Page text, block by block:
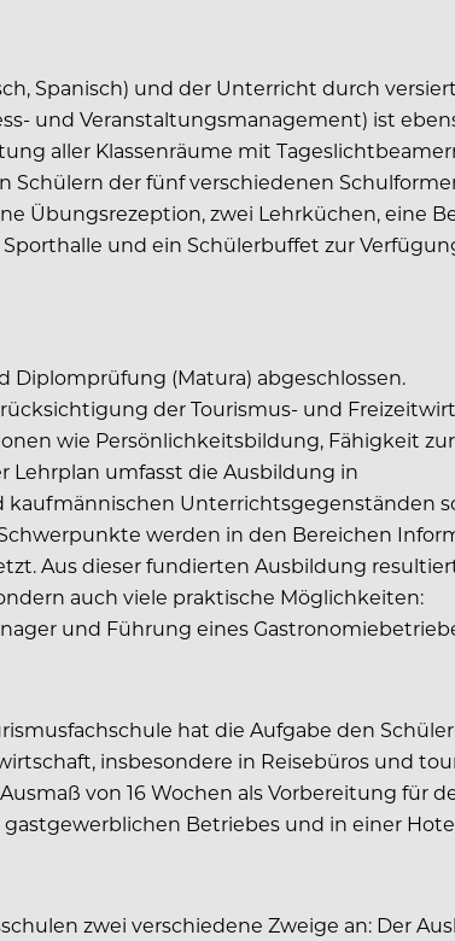
Spanisch) und der Unterricht durch
und Veranstaltungsmanagement) ist
aller Klassenräume mit
der fünf verschiedenen
Übungsrezeption, zwei Lehrküchen, eine
und ein Schülerbuffet zur
Diplomprüfung (Matura) abgeschlossen.
der Tourismus- und
wie Persönlichkeitsbildung, Fähigkeit zur
Lehrplan umfasst die Ausbildung in
Unterrichtsgegenständen
werden in den Bereichen
Aus dieser fundierten Ausbildung
auch viele praktische Möglichkeiten:
und Führung eines
hat die Aufgabe den
insbesondere in Reisebüros und
von 16 Wochen als Vorbereitung für
Betriebes und in einer
zwei verschiedene Zweige an: Der